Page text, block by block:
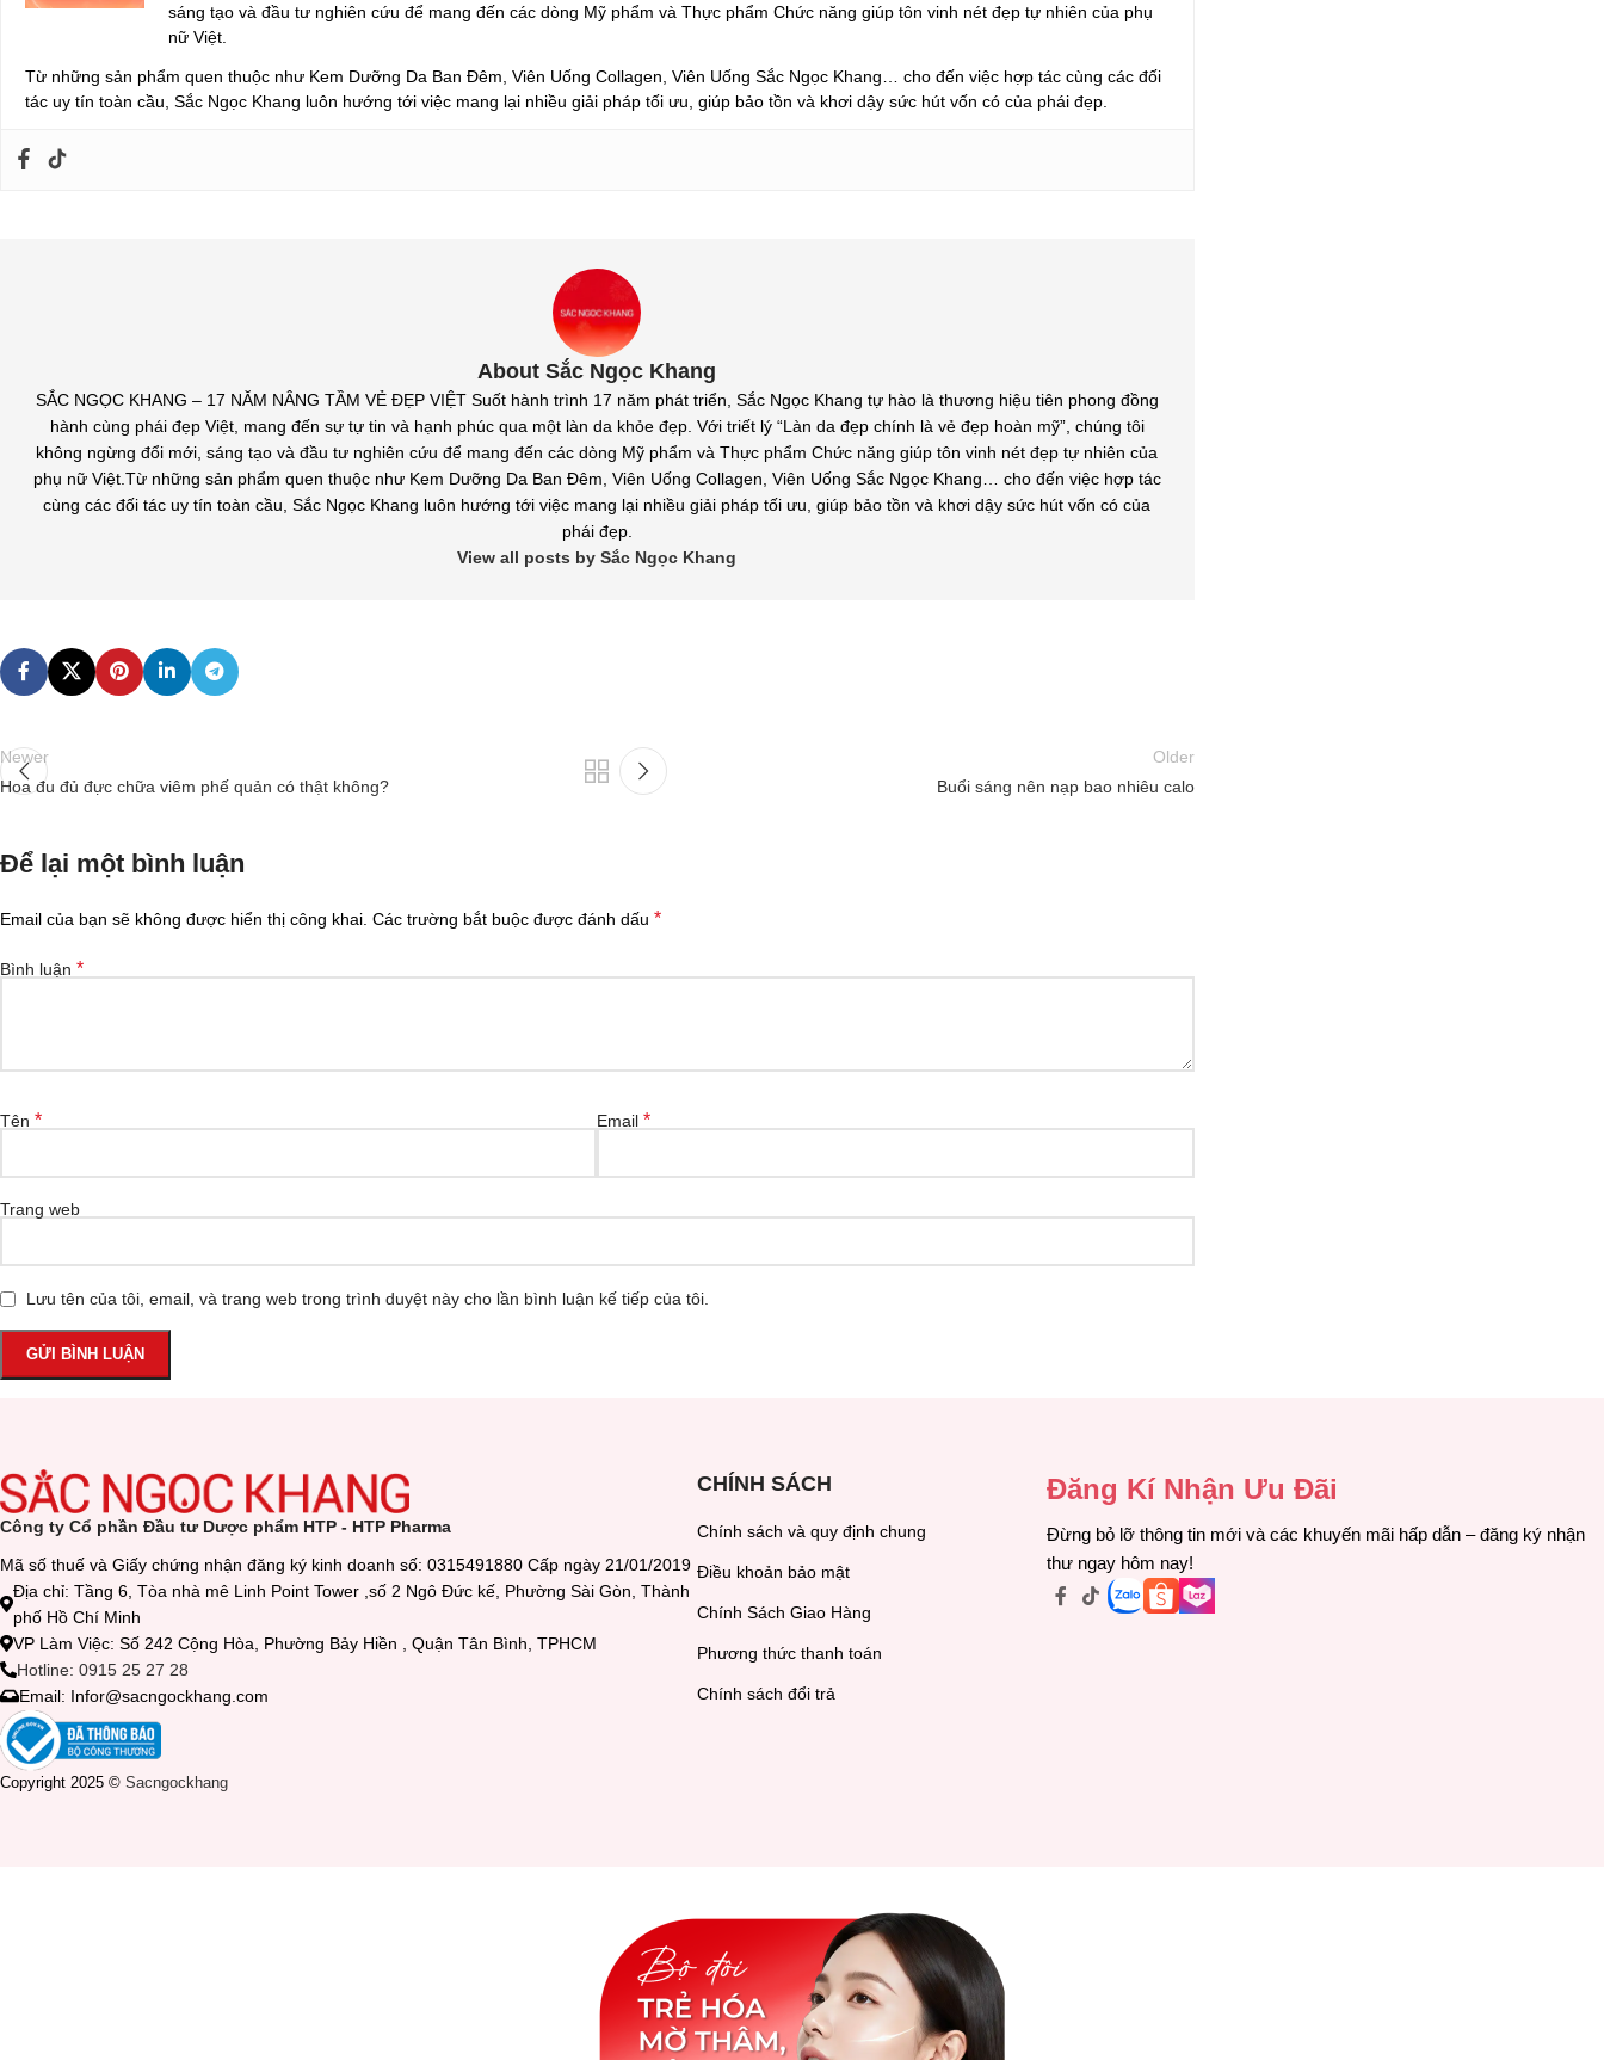
sáng tạo và đầu tư nghiên cứu để mang đến các dòng Mỹ phẩm và Thực phẩm Chức năng giúp tôn vinh nét đẹp tự nhiên của phụ
nữ Việt.
Từ những sản phẩm quen thuộc như Kem Dưỡng Da Ban Đêm, Viên Uống Collagen, Viên Uống Sắc Ngọc Khang… cho đến việc hợp tác cùng các đối
tác uy tín toàn cầu, Sắc Ngọc Khang luôn hướng tới việc mang lại nhiều giải pháp tối ưu, giúp bảo tồn và khơi dậy sức hút vốn có của phái đẹp.
About Sắc Ngọc Khang
SẮC NGỌC KHANG – 17 NĂM NÂNG TẦM VẺ ĐẸP VIỆT Suốt hành trình 17 năm phát triển, Sắc Ngọc Khang tự hào là thương hiệu tiên phong đồng
hành cùng phái đẹp Việt, mang đến sự tự tin và hạnh phúc qua một làn da khỏe đẹp. Với triết lý “Làn da đẹp chính là vẻ đẹp hoàn mỹ”, chúng tôi
không ngừng đổi mới, sáng tạo và đầu tư nghiên cứu để mang đến các dòng Mỹ phẩm và Thực phẩm Chức năng giúp tôn vinh nét đẹp tự nhiên của
phụ nữ Việt.Từ những sản phẩm quen thuộc như Kem Dưỡng Da Ban Đêm, Viên Uống Collagen, Viên Uống Sắc Ngọc Khang… cho đến việc hợp tác
cùng các đối tác uy tín toàn cầu, Sắc Ngọc Khang luôn hướng tới việc mang lại nhiều giải pháp tối ưu, giúp bảo tồn và khơi dậy sức hút vốn có của
phái đẹp.
View all posts by Sắc Ngọc Khang
Newer
Hoa đu đủ đực chữa viêm phế quản có thật không?
Older
Buổi sáng nên nạp bao nhiêu calo
Để lại một bình luận
Email của bạn sẽ không được hiển thị công khai. Các trường bắt buộc được đánh dấu *
Bình luận *
Tên * Email*
Trang web
Lưu tên của tôi, email, và trang web trong trình duyệt này cho lần bình luận kế tiếp của tôi.
Công ty Cổ phần Đầu tư Dược phẩm HTP - HTP Pharma
Mã số thuế và Giấy chứng nhận đăng ký kinh doanh số: 0315491880 Cấp ngày 21/01/2019
Địa chỉ: Tầng 6, Tòa nhà mê Linh Point Tower ,số 2 Ngô Đức kế, Phường Sài Gòn, Thành
phố Hồ Chí Minh
VP Làm Việc: Số 242 Cộng Hòa, Phường Bảy Hiền , Quận Tân Bình, TPHCM
Hotline: 0915 25 27 28
Email: Infor@sacngockhang.com
Copyright 2025 © Sacngockhang
CHÍNH SÁCH
Chính sách và quy định chung
Điều khoản bảo mật
Chính Sách Giao Hàng
Phương thức thanh toán
Chính sách đổi trả
Đăng Kí Nhận Ưu Đãi
Đừng bỏ lỡ thông tin mới và các khuyến mãi hấp dẫn – đăng ký nhận
thư ngay hôm nay!